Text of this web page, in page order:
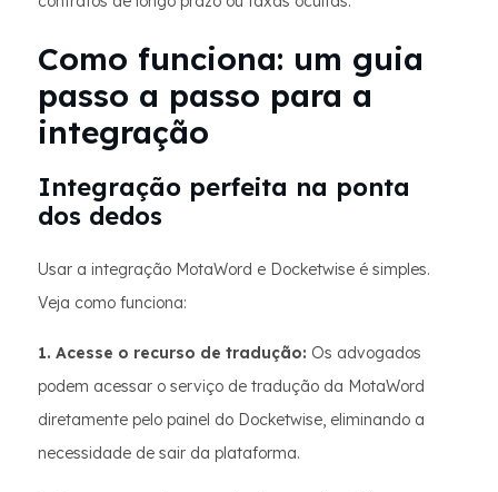
Como funciona: um guia
passo a passo para a
integração
Integração perfeita na ponta
dos dedos
Usar a integração MotaWord e Docketwise é simples.
Veja como funciona:
1. Acesse o recurso de tradução: Os advogados
podem acessar o serviço de tradução da MotaWord
diretamente pelo painel do Docketwise, eliminando a
necessidade de sair da plataforma.